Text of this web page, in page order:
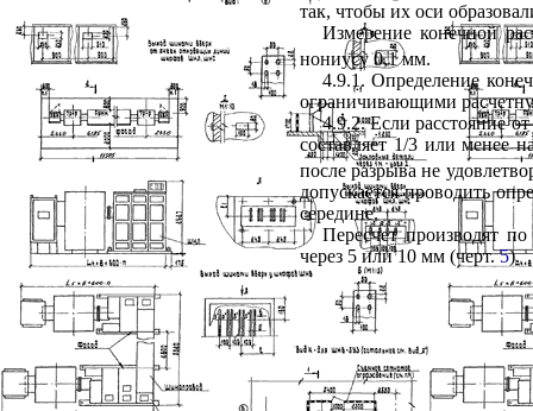
так, чтобы их оси
Измерение конечной
нониусу 0,1 мм.
4.9.1 . Определение
ограничивающими
4.9.2. Если расстояние
составляет 1/3 или менее
после разрыва не
допускается проводить
середине.
Пересчет производят
через 5 или10 мм (черт.5).